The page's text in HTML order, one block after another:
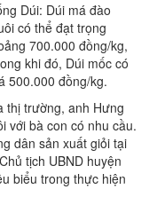
Dúi: Dúi má đào
có thể đạt trọng
700.000 đồng/kg,
khi đó, Dúi mốc có
500.000 đồng/kg.
thị trường, anh Hưng
với bà con có nhu cầu.
dân sản xuất giỏi tại
tịch UBND huyện
biểu trong thực hiện